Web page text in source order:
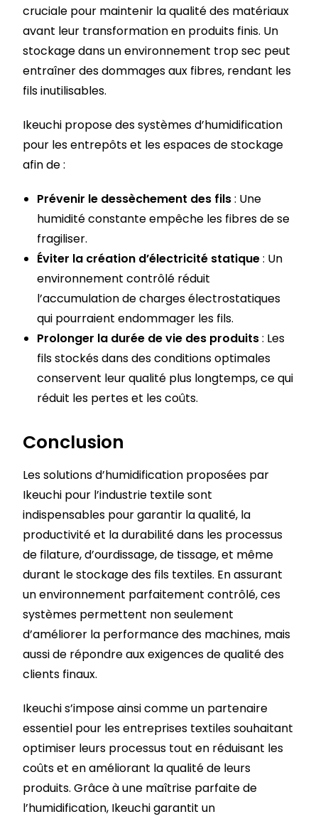
cruciale pour maintenir la qualité des matériaux
avant leur transformation en produits finis. Un
stockage dans un environnement trop sec peut
entraîner des dommages aux fibres, rendant les
fils inutilisables.
Ikeuchi propose des systèmes d’humidification
pour les entrepôts et les espaces de stockage
afin de :
Prévenir le dessèchement des fils: Une
humidité constante empêche les fibres de se
fragiliser.
Éviter la création d’électricité statique: Un
environnement contrôlé réduit
l’accumulation de charges électrostatiques
qui pourraient endommager les fils.
Prolonger la durée de vie des produits: Les
fils stockés dans des conditions optimales
conservent leur qualité plus longtemps, ce qui
réduit les pertes et les coûts.
Conclusion
Les solutions d’humidification proposées par
Ikeuchi pour l’industrie textile sont
indispensables pour garantir la qualité, la
productivité et la durabilité dans les processus
de filature, d’ourdissage, de tissage, et même
durant le stockage des fils textiles. En assurant
un environnement parfaitement contrôlé, ces
systèmes permettent non seulement
d’améliorer la performance des machines, mais
aussi de répondre aux exigences de qualité des
clients finaux.
Ikeuchi s’impose ainsi comme un partenaire
essentiel pour les entreprises textiles souhaitant
optimiser leurs processus tout en réduisant les
coûts et en améliorant la qualité de leurs
produits. Grâce à une maîtrise parfaite de
l’humidification, Ikeuchi garantit un